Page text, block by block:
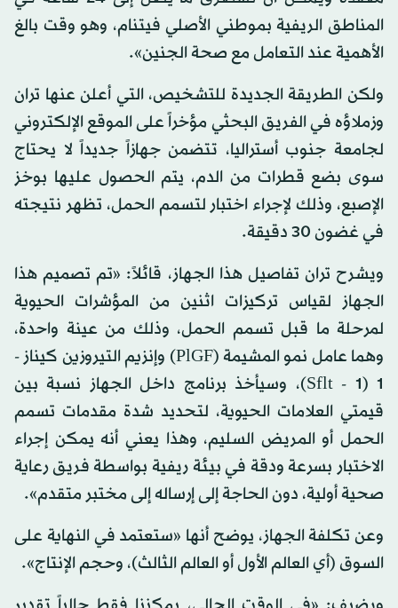
المناطق الريفية بموطني الأصلي فيتنام، وهو وقت بالغ
الأهمية عند التعامل مع صحة الجنين».
ولكن الطريقة الجديدة للتشخيص، التي أعلن عنها تران
وزملاؤه في الفريق البحثي مؤخراً على الموقع الإلكتروني
لجامعة جنوب أستراليا، تتضمن جهازاً جديداً لا يحتاج
سوى بضع قطرات من الدم، يتم الحصول عليها بوخز
الإصبع، وذلك لإجراء اختبار لتسمم الحمل، تظهر نتيجته
في غضون 30 دقيقة.
ويشرح تران تفاصيل هذا الجهاز، قائلاً: «تم تصميم هذا
الجهاز لقياس تركيزات اثنين من المؤشرات الحيوية
لمرحلة ما قبل تسمم الحمل، وذلك من عينة واحدة،
وهما عامل نمو المشيمة (PlGF) وإنزيم التيروزين كيناز -
1 (Sflt - 1)، وسيأخذ برنامج داخل الجهاز نسبة بين
قيمتي العلامات الحيوية، لتحديد شدة مقدمات تسمم
الحمل أو المريض السليم، وهذا يعني أنه يمكن إجراء
الاختبار بسرعة ودقة في بيئة ريفية بواسطة فريق رعاية
صحية أولية، دون الحاجة إلى إرساله إلى مختبر متقدم».
وعن تكلفة الجهاز، يوضح أنها «ستعتمد في النهاية على
السوق (أي العالم الأول أو العالم الثالث)، وحجم الإنتاج».